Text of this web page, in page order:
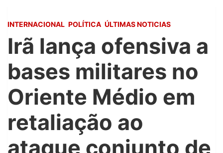
INTERNACIONAL POLÍTICA ÚLTIMAS NOTICIAS
Irã lança ofensiva a
bases militares no
Oriente Médio em
retaliação ao
ataque conjunto de